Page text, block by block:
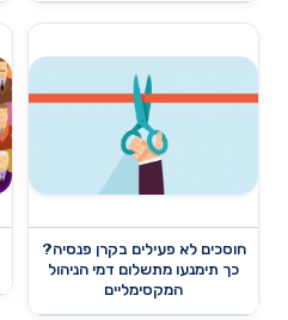
חוסכים לא פעילים בקרן פנסיה?
כך תימנעו מתשלום דמי הניהול
המקסימליים